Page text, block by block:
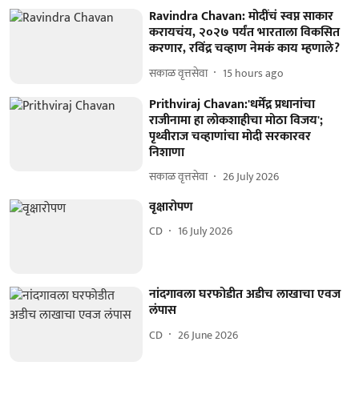
Ravindra Chavan: मोदींचं स्वप्न साकार
करायचंय, २०२७ पर्यंत भारताला विकसित
करणार, रविंद्र चव्हाण नेमकं काय म्हणाले?
सकाळ वृत्तसेवा 15 hours ago
Prithviraj Chavan:'धर्मेंद्र प्रधानांचा
राजीनामा हा लोकशाहीचा मोठा विजय';
पृथ्वीराज चव्हाणांचा मोदी सरकारवर
निशाणा
सकाळ वृत्तसेवा 26 July 2026
वृक्षारोपण
CD 16 July 2026
नांदगावला घरफोडीत अडीच लाखाचा एवज
लंपास
CD 26 June 2026